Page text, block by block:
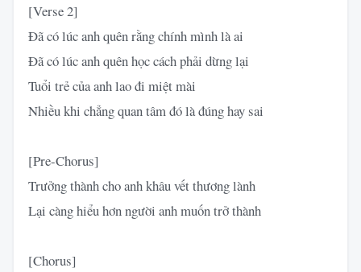
[Verse 2]
Đã có lúc anh quên rằng chính mình là ai
Đã có lúc anh quên học cách phải dừng lại
Tuổi trẻ của anh lao đi miệt mài
Nhiều khi chẳng quan tâm đó là đúng hay sai
[Pre-Chorus]
Trưởng thành cho anh khâu vết thương lành
Lại càng hiểu hơn người anh muốn trở thành
[Chorus]